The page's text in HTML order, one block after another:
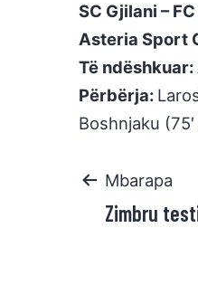
SC Gjilani –
Asteria Sport
Të ndëshkuar:
Përbërja:
Boshnjaku
Mbarapa
Zimbru